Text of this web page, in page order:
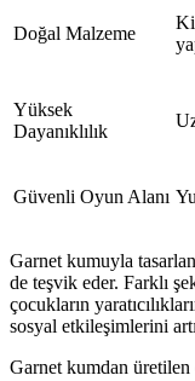
Doğal Malzeme
Yüksek
Dayanıklılık
Güvenli Oyun Alanı
Garnet kumuyla
de teşvik eder. Farklı
çocukların
sosyal etkileşimlerini
Garnet kumdan üretilen